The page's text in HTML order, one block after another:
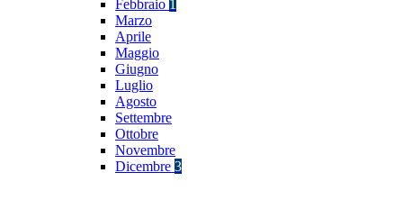
Febbraio 1
Marzo
Aprile
Maggio
Giugno
Luglio
Agosto
Settembre
Ottobre
Novembre
Dicembre 3